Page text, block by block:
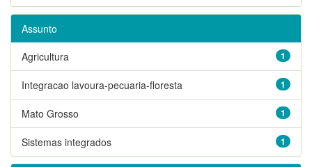
Assunto
1
Agricultura
1
Integracao lavoura-pecuaria-floresta
1
Mato Grosso
1
Sistemas integrados